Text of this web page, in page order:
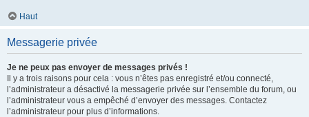
Haut
Messagerie privée
Je ne peux pas envoyer de messages privés !
Il y a trois raisons pour cela : vous n’êtes pas enregistré et/ou connecté,
l’administrateur a désactivé la messagerie privée sur l’ensemble du forum, ou
l’administrateur vous a empêché d’envoyer des messages. Contactez
l’administrateur pour plus d’informations.